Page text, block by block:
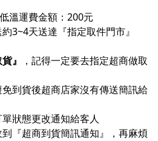
溫運費金額：200元
3~4天送達『指定取件門市』
』 ， 記得一定要去指定超商做取
到貨後超商店家沒有傳送簡訊給
單狀態更改通知給客人
『超商到貨簡訊通知』 ， 再麻煩